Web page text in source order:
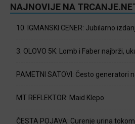
NAJNOVIJE NA
10. IGMANSKI CENER: Jubilarno
3. OLOVO 5K: Lomb i Faber najbrži,
PAMETNI SATOVI: Često generatori
MT REFLEKTOR: Maid Klepo
ČESTA POJAVA: Curenje urina